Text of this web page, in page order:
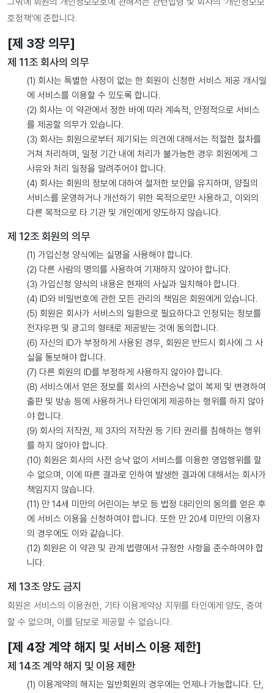
호정책'에 준합니다.
[제 3장 의무]
제 11조 회사의 의무
(1) 회사는 특별한 사정이 없는 한 회원이 신청한 서비스 제공 개시일
에 서비스를 이용할 수 있도록 합니다.
(2) 회사는 이 약관에서 정한 바에 따라 계속적, 안정적으로 서비스
를 제공할 의무가 있습니다.
(3) 회사는 회원으로부터 제기되는 의견에 대해서는 적절한 절차를
거쳐 처리하며, 일정 기간 내에 처리가 불가능한 경우 회원에게 그
사유와 처리 일정을 알려주어야 합니다.
(4) 회사는 회원의 정보에 대하여 철저한 보안을 유지하며, 양질의
서비스를 운영하거나 개선하기 위한 목적으로만 사용하고, 이외의
다른 목적으로 타 기관 및 개인에게 양도하지 않습니다.
제 12조 회원의 의무
(1) 가입신청 양식에는 실명을 사용해야 합니다.
(2) 다른 사람의 명의를 사용하여 기재하지 않아야 합니다.
(3) 가입신청 양식의 내용은 현재의 사실과 일치해야 합니다.
(4) ID와 비밀번호에 관한 모든 관리의 책임은 회원에게 있습니다.
(5) 회원은 회사가 서비스의 일환으로 필요하다고 인정되는 정보를
전자우편 및 광고의 형태로 제공받는 것에 동의합니다.
(6) 자신의 ID가 부정하게 사용된 경우, 회원은 반드시 회사에 그 사
실을 통보해야 합니다.
(7) 다른 회원의 ID를 부정하게 사용하지 않아야 합니다.
(8) 서비스에서 얻은 정보를 회사의 사전승낙 없이 복제 및 변경하여
출판 및 방송 등에 사용하거나 타인에게 제공하는 행위를 하지 않아
야 합니다.
(9) 회사의 저작권, 제 3자의 저작권 등 기타 권리를 침해하는 행위
를 하지 않아야 합니다.
(10) 회원은 회사의 사전 승낙 없이 서비스를 이용한 영업행위를 할
수 없으며, 이에 따른 결과로 인하여 발생한 결과에 대해서는 회사가
책임지지 않습니다.
(11) 만 14세 미만의 어린이는 부모 등 법정 대리인의 동의를 얻은 후
에 서비스 이용을 신청하여야 합니다. 또한 만 20세 미만의 이용자
의 경우에도 이와 같습니다.
(12) 회원은 이 약관 및 관계 법령에서 규정한 사항을 준수하여야 합
니다.
제 13조 양도 금지
회원은 서비스의 이용권한, 기타 이용계약상 지위를 타인에게 양도, 증여
할 수 없으며, 이를 담보로 제공할 수 없습니다.
[제 4장 계약 해지 및 서비스 이용 제한]
제 14조 계약 해지 및 이용 제한
(1) 이용계약의 해지는 일반회원의 경우에는 언제나 가능합니다. 단,